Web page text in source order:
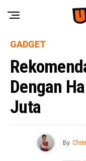
GADGET
Dengan
Juta
By